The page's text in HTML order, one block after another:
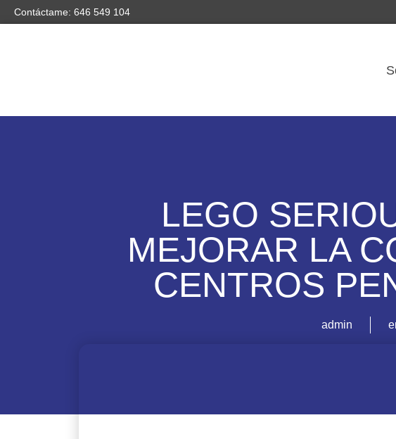
Contáctame: 646 549 104
LEGO
MEJORAR LA
CENTROS
admin